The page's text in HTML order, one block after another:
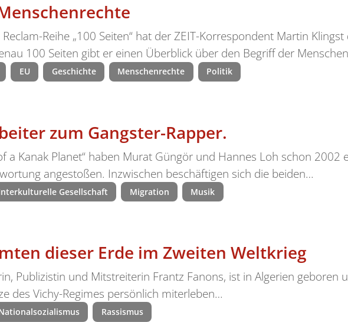
Reihe „100 Seiten“ hat der ZEIT-Korrespondent Martin
100 Seiten gibt er einen Überblick über den Begriff der
EU Geschichte Menschenrechte Politik
zum Gangster-Rapper.
a Kanak Planet“ haben Murat Güngör und Hannes Loh schon
angestoßen. Inzwischen beschäftigen sich die beiden…
Gesellschaft Migration Musik
dieser Erde im Zweiten Weltkrieg
Publizistin und Mitstreiterin Frantz Fanons, ist in Algerien geboren
des Vichy-Regimes persönlich miterleben…
Rassismus